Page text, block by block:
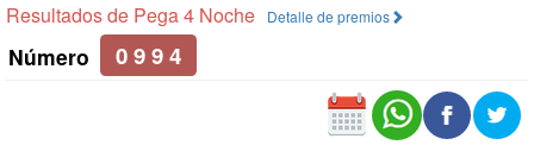
Resultados de Pega 4 Noche Detalle de premios
Número 0 9 9 4